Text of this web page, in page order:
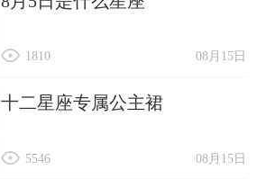
08月15日
1810
十二星座专属公主裙
08月15日
5546